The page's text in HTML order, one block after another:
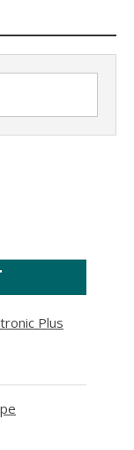
Plus